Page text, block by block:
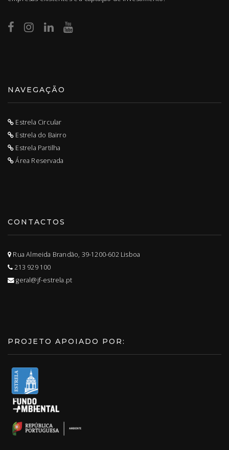
NAVEGAÇÃO
Estrela Circular
Estrela do Bairro
Estrela Partilha
Área Reservada
CONTACTOS
Rua Almeida Brandão, 39-1200-602 Lisboa
213 929 100
geral@jf-estrela.pt
PROJETO APOIADO POR: